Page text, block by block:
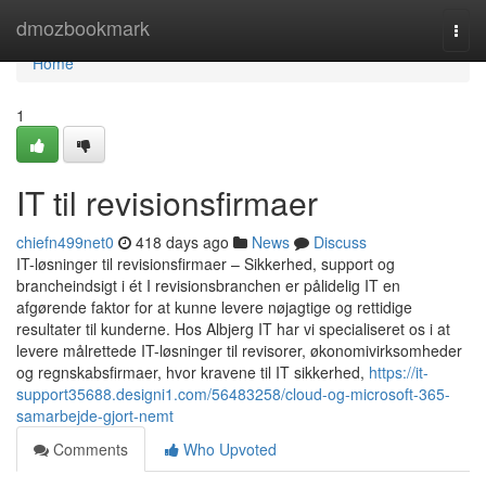
dmozbookmark
Home
Home
1
IT til revisionsfirmaer
chiefn499net0 418 days ago News
Discuss
IT-løsninger til revisionsfirmaer – Sikkerhed, support og
brancheindsigt i ét I revisionsbranchen er pålidelig IT en
afgørende faktor for at kunne levere nøjagtige og rettidige
resultater til kunderne. Hos Albjerg IT har vi specialiseret os i at
levere målrettede IT-løsninger til revisorer, økonomivirksomheder
og regnskabsfirmaer, hvor kravene til IT sikkerhed, https://it-
support35688.designi1.com/56483258/cloud-og-microsoft-365-
samarbejde-gjort-nemt
Comments
Who Upvoted